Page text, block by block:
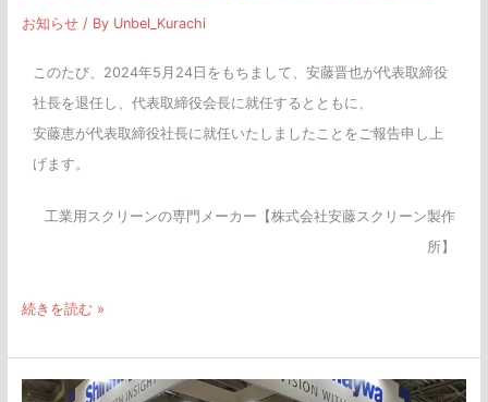
お知らせ/ By Unbel_Kurachi
このたび、2024年5月24日をもちまして、安藤晋也が代表取締役
社長を退任し、代表取締役会長に就任するとともに、
安藤恵が代表取締役社長に就任いたしましたことをご報告申し上
げます。
工業用スクリーンの専門メーカー【株式会社安藤スクリーン製作
所】
ら
続きを読む »
「Inter